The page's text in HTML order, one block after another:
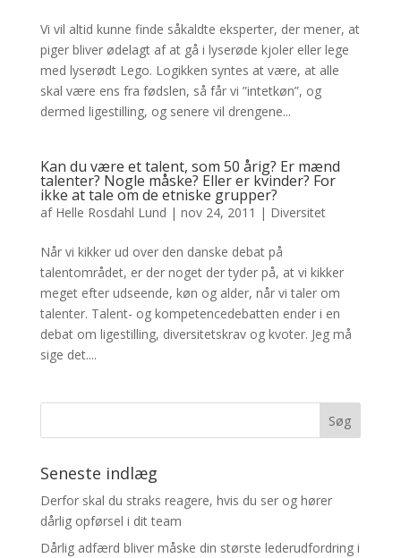
Vi vil altid kunne finde såkaldte eksperter, der mener, at
piger bliver ødelagt af at gå i lyserøde kjoler eller lege
med lyserødt Lego. Logikken syntes at være, at alle
skal være ens fra fødslen, så får vi ”intetkøn”, og
dermed ligestilling, og senere vil drengene...
Kan du være et talent, som 50 årig? Er mænd
talenter? Nogle måske? Eller er kvinder? For
ikke at tale om de etniske grupper?
af Helle Rosdahl Lund | nov 24, 2011 | Diversitet
Når vi kikker ud over den danske debat på
talentområdet, er der noget der tyder på, at vi kikker
meget efter udseende, køn og alder, når vi taler om
talenter. Talent- og kompetencedebatten ender i en
debat om ligestilling, diversitetskrav og kvoter. Jeg må
sige det....
Seneste indlæg
Derfor skal du straks reagere, hvis du ser og hører
dårlig opførsel i dit team
Dårlig adfærd bliver måske din største lederudfordring i